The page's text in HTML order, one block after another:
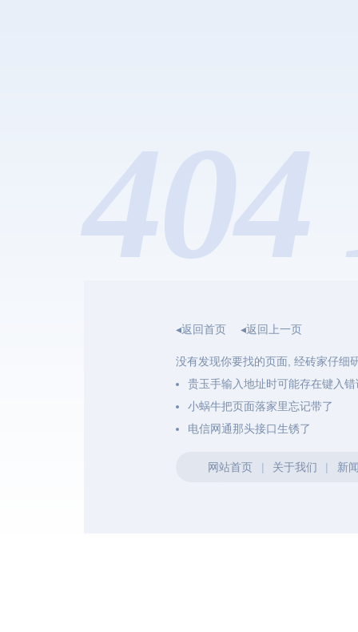
◂返回首页 ◂返回上一页
没有发现你要找的页面, 经砖家仔细
贵玉手输入地址时可能存在键入错
小蜗牛把页面落家里忘记带了
电信网通那头接口生锈了
网站首页 | 关于我们 | 新